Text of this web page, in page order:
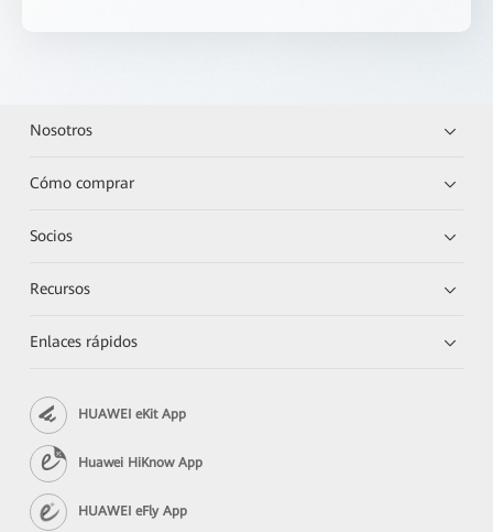
Nosotros
Cómo comprar
Socios
Recursos
Enlaces rápidos
HUAWEI eKit App
Huawei HiKnow App
HUAWEI eFly App